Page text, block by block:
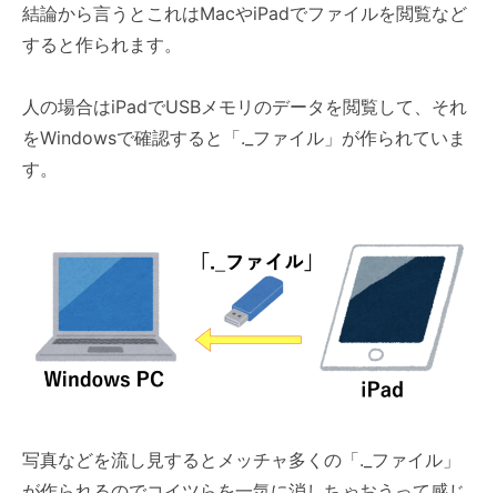
結論から言うとこれはMacやiPadでファイルを閲覧など
すると作られます。
人の場合はiPadでUSBメモリのデータを閲覧して、それ
をWindowsで確認すると「._ファイル」が作られていま
す。
写真などを流し見するとメッチャ多くの「._ファイル」